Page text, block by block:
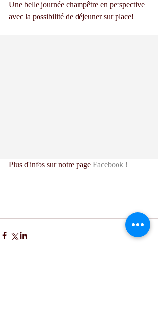
Une belle journée champêtre en perspective
avec la possibilité de déjeuner sur place!
Plus d'infos sur notre page Facebook !